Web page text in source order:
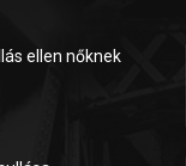
ellen nőknek